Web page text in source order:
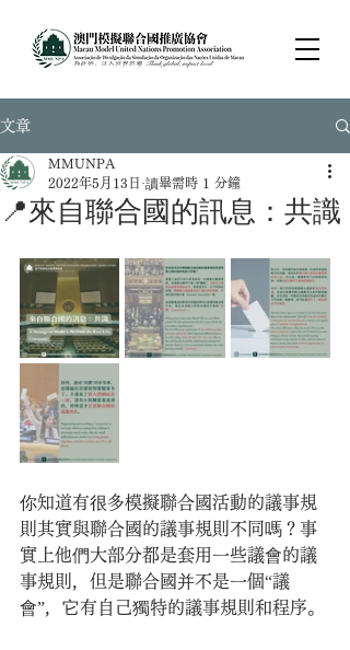
文章
📍來自聯合國的訊息：共識
MMUNPA
2022年5月13日 讀畢需時 1 分鐘
你知道有很多模擬聯合國活動的議事規
則其實與聯合國的議事規則不同嗎？事
實上他們大部分都是套用一些議會的議
事規則，但是聯合國并不是一個“議
會”，它有自己獨特的議事規則和程序。